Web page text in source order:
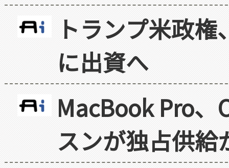
トランプ米政
に出資へ
MacBook Pro
スンが独占供給